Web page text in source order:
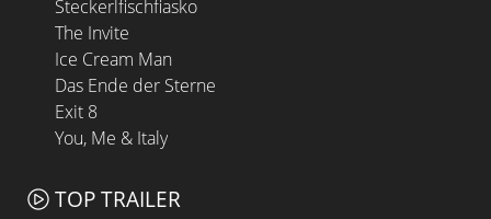
Steckerlfischfiasko
The Invite
Ice Cream Man
Das Ende der Sterne
Exit 8
You, Me & Italy
TOP TRAILER